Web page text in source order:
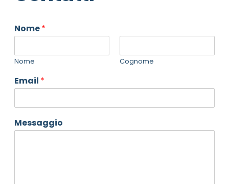
Nome*
Nome Cognome
Email *
Messaggio